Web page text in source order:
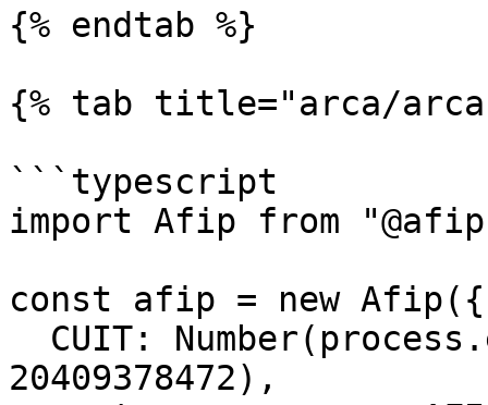
{% endtab %}
{% tab title="arca/
```typescript
import Afip from
const afip = new Afip({
20409378472),